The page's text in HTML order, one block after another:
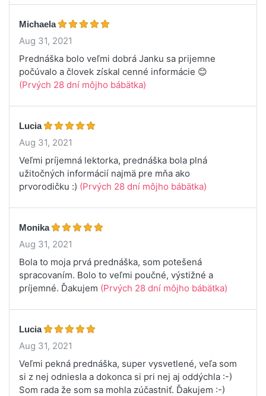
Michaela
Aug 31, 2021
Prednáška bolo veľmi dobrá Janku sa prijemne
počúvalo a človek získal cenné informácie 😊
(Prvých 28 dní môjho bábätka)
Lucia
Aug 31, 2021
Veľmi príjemná lektorka, prednáška bola plná
užitočných informácií najmä pre mňa ako
prvorodičku :) (Prvých 28 dní môjho bábätka)
Monika
Aug 31, 2021
Bola to moja prvá prednáška, som potešená
spracovaním. Bolo to veľmi poučné, výstižné a
príjemné. Ďakujem (Prvých 28 dní môjho bábätka)
Lucia
Aug 31, 2021
Veľmi pekná prednáška, super vysvetlené, veľa som
si z nej odniesla a dokonca si pri nej aj oddýchla :-)
Som rada že som sa mohla zúčastniť. Ďakujem :-)